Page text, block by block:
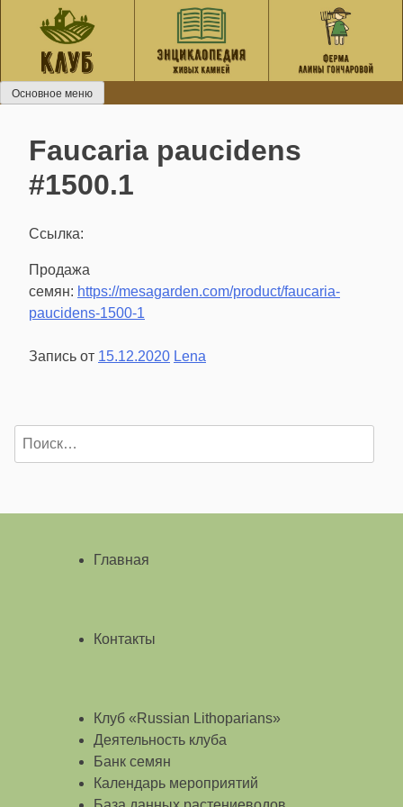
содержанию
Основное меню
Faucaria paucidens
#1500.1
Ссылка:
Продажа
семян: https://mesagarden.com/product/faucaria-
paucidens-1500-1
Запись от 15.12.2020 Lena
Найти:
Главная
Контакты
Клуб «Russian Lithoparians»
Деятельность клуба
Банк семян
Календарь мероприятий